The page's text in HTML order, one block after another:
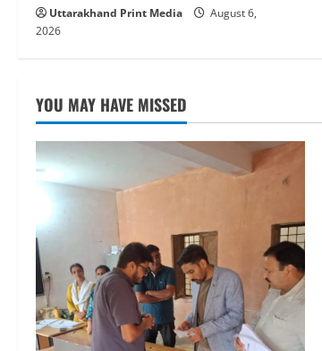
Uttarakhand Print Media
August 6,
2026
YOU MAY HAVE MISSED